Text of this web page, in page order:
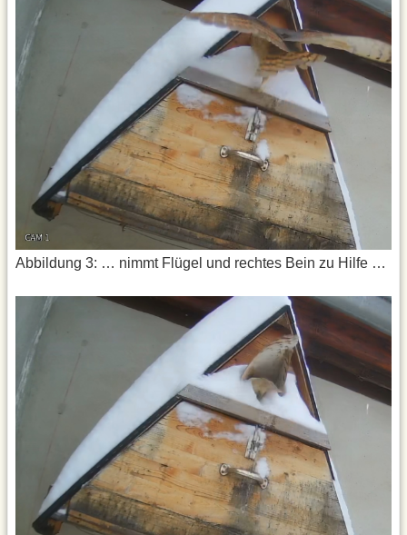
Abbildung 3: … nimmt Flügel und rechtes Bein zu Hilfe …